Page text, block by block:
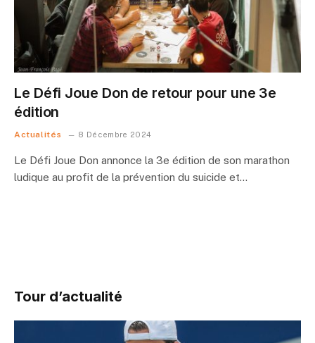
Le Défi Joue Don de retour pour une 3e
édition
Actualités 8 Décembre 2024
Le Défi Joue Don annonce la 3e édition de son marathon
ludique au profit de la prévention du suicide et…
Tour d’actualité